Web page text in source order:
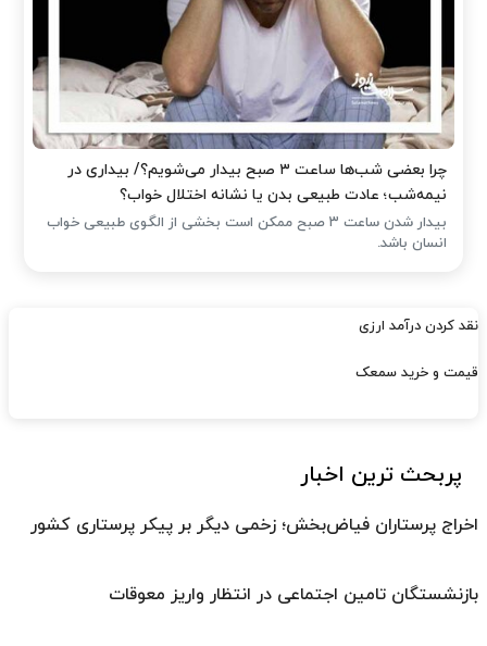
چرا بعضی شب‌ها ساعت ۳ صبح بیدار می‌شویم؟/ بیداری در
نیمه‌شب؛ عادت طبیعی بدن یا نشانه اختلال خواب؟
بیدار شدن ساعت ۳ صبح ممکن است بخشی از الگوی طبیعی خواب
انسان باشد.
نقد کردن درآمد ارزی
قیمت و خرید سمعک
پربحث ترین اخبار
اخراج پرستاران فیاض‌بخش؛ زخمی دیگر بر پیکر پرستاری کشور
بازنشستگان تامین اجتماعی در انتظار واریز معوقات